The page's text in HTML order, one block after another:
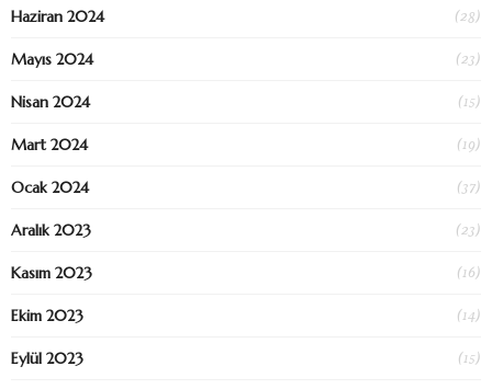
Haziran 2024 (28)
Mayıs 2024 (23)
Nisan 2024 (15)
Mart 2024 (19)
Ocak 2024 (37)
Aralık 2023 (23)
Kasım 2023 (16)
Ekim 2023 (14)
Eylül 2023 (15)